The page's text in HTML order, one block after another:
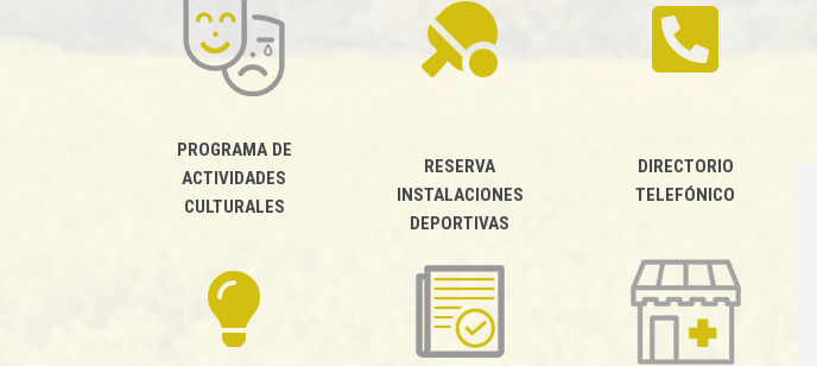
PROGRAMA DE
ACTIVIDADES
CULTURALES
RESERVA
INSTALACIONES
DEPORTIVAS
DIRECTORIO
TELEFÓNICO